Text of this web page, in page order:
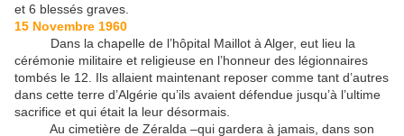
et 6 blessés graves.
15 Novembre 1960
Dans la chapelle de l’hôpital Maillot à Alger, eut lieu la
cérémonie militaire et religieuse en l’honneur des légionnaires
tombés le 12. Ils allaient maintenant reposer comme tant d’autres
dans cette terre d’Algérie qu’ils avaient défendue jusqu’à l’ultime
sacrifice et qui était la leur désormais.
Au cimetière de Zéralda –qui gardera à jamais, dans son